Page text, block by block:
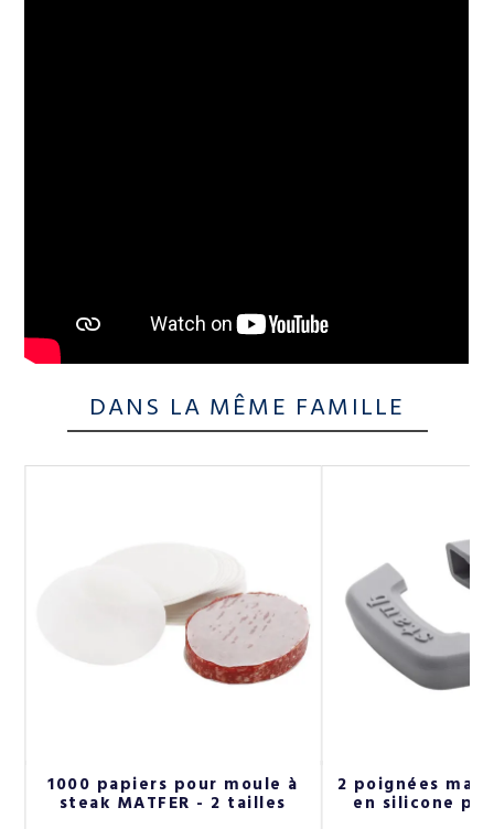
DANS LA MÊME FAMILLE
1000 papiers pour moule à
steak MATFER - 2 tailles
2 poignées
en silicone